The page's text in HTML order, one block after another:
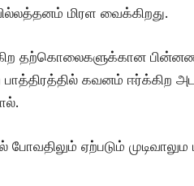
மிரள வைக்கிறது.
தற்கொலைகளுக்கான
கவனம் ஈர்க்கிற
போவதிலும் ஏற்படும்